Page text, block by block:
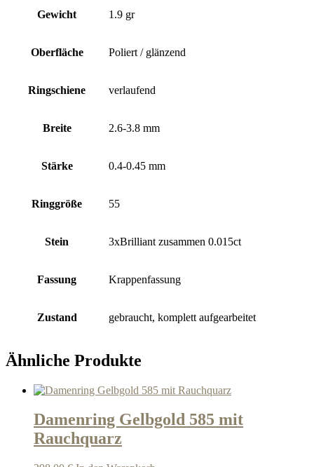
Gewicht 1.9 gr
Oberfläche Poliert / glänzend
Ringschiene verlaufend
Breite 2.6-3.8 mm
Stärke 0.4-0.45 mm
Ringgröße 55
Stein 3xBrilliant zusammen 0.015ct
Fassung Krappenfassung
Zustand gebraucht, komplett aufgearbeitet
Ähnliche Produkte
Damenring Gelbgold 585 mit
Rauchquarz